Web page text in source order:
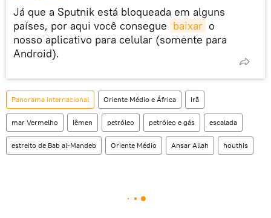
Já que a Sputnik está bloqueada em alguns
países, por aqui você consegue baixar o
nosso aplicativo para celular (somente para
Android).
Panorama internacional Oriente Médio e África Irã
mar Vermelho Iêmen petróleo petróleo e gás escalada
estreito de Bab al-Mandeb Oriente Médio Ansar Allah houthis